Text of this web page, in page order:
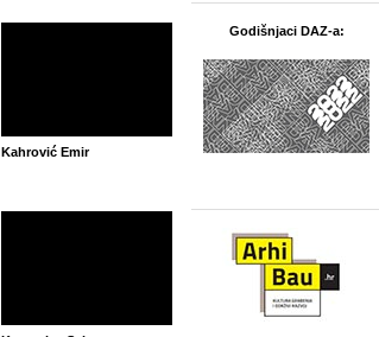
Kahrović Emir
Godišnjaci DAZ-a: